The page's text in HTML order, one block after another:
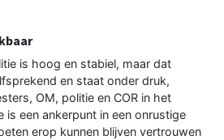
is hoog en stabiel, maar dat
en staat onder druk,
OM, politie en COR in het
is een ankerpunt in een onrustige
erop kunnen blijven vertrouwen